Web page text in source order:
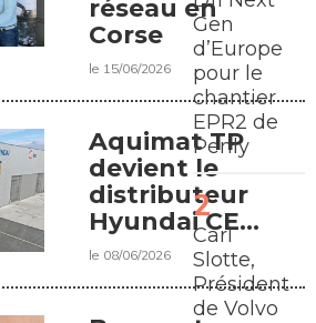
réseau en
Corse
le 15/06/2026
Aquimat TP
devient le
distributeur
Hyundai CE
en Nouvelle-
Aquitaine
le 08/06/2026
Gen
d’Europe
pour le
chantier
EPR2 de
Penly
Carl
Slotte,
Président
de Volvo